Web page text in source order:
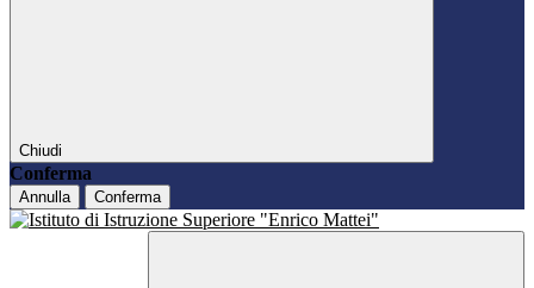
Chiudi
Conferma
Annulla Conferma